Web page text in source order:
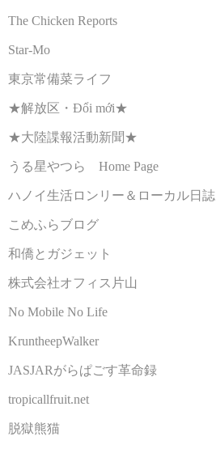
The Chicken Reports
Star-Mo
東京常備菜ライフ
★解放区・Đổi mới★
★大陸諜報活動新聞★
うる星やつら Home Page
ハノイ生活ロンリー＆ローカル日誌
こめふらブログ
和僑とガジェット
株式会社オフィス片山
No Mobile No Life
KruntheepWalker
JASJARがらぱごす革命録
tropicallfruit.net
脱獄熊猫